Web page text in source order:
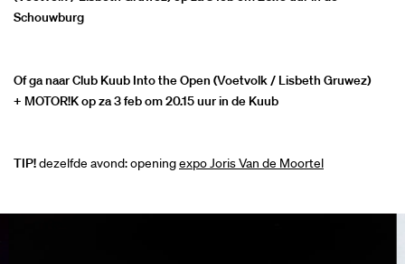
Schouwburg
Of ga naar Club Kuub Into the Open (Voetvolk / Lisbeth Gruwez)
+ MOTOR!K op za 3 feb om 20.15 uur in de Kuub
TIP!dezelfde avond: openingexpo Joris Van de Moortel